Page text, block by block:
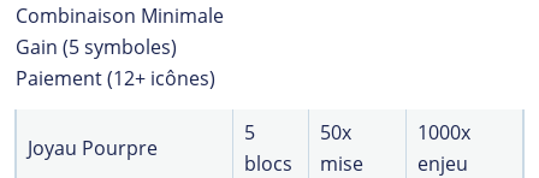
Combinaison Minimale
Gain (5 symboles)
Paiement (12+ icônes)
Joyau Pourpre
5
blocs
50x
mise
1000x
enjeu